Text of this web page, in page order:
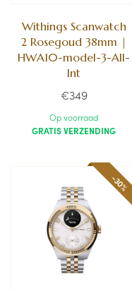
Withings Scanwatch
2 Rosegoud 38mm |
HWA10-model-3-All-
Int
€349
Op voorraad
GRATIS VERZENDING
-30%